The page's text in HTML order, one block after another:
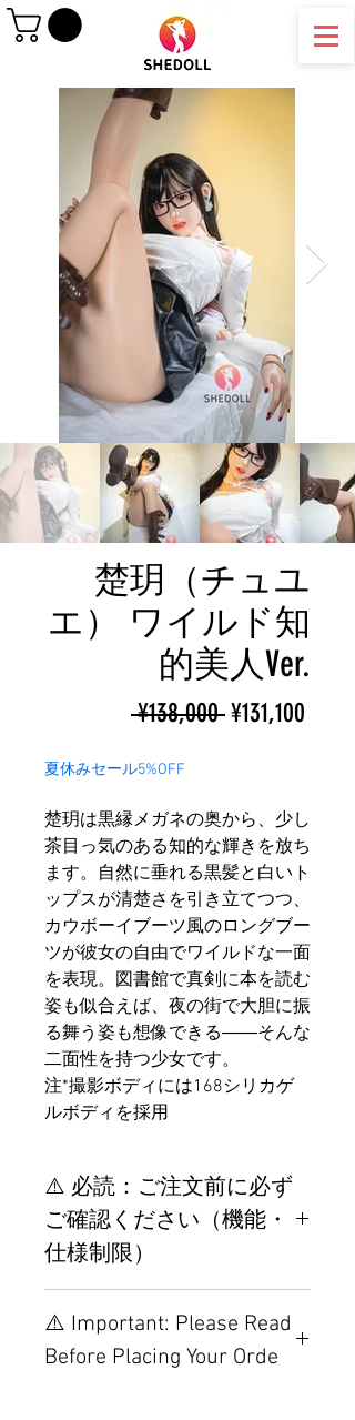
楚玥（チュユ
エ） ワイルド知
的美人Ver.
¥138,000 ราคา
¥131,100
夏休みセール5%OFF
楚玥は黒縁メガネの奥から、少し
茶目っ気のある知的な輝きを放ち
ます。自然に垂れる黒髪と白いト
ップスが清楚さを引き立てつつ、
カウボーイブーツ風のロングブー
ツが彼女の自由でワイルドな一面
を表現。図書館で真剣に本を読む
姿も似合えば、夜の街で大胆に振
る舞う姿も想像できる――そんな
二面性を持つ少女です。
注*撮影ボディには168シリカゲ
ルボディを採用
⚠️ 必読：ご注文前に必ず
ご確認ください（機能・
仕様制限）
置制限について
その他の配置はTPEに関連し
⚠️ Important: Please Read
Before Placing Your Orde